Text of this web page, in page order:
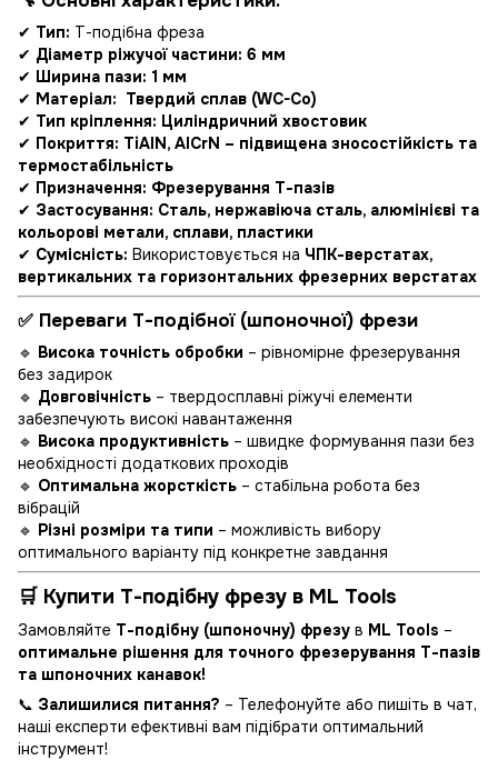
✔ Тип: Т-подібна фреза
✔ Діаметр ріжучої частини: 6 мм
✔ Ширина пази: 1 мм
✔ Матеріал: Твердий сплав (WC-Co)
✔ Тип кріплення: Циліндричний хвостовик
✔ Покриття: TiAlN, AlCrN – підвищена зносостійкість та
термостабільність
✔ Призначення: Фрезерування Т-пазів
✔ Застосування: Сталь, нержавіюча сталь, алюмінієві та
кольорові метали, сплави, пластики
✔ Сумісність: Використовується на ЧПК-верстатах,
вертикальних та горизонтальних фрезерних верстатах
✅ Переваги Т-подібної (шпоночної) фрези
🔹 Висока точність обробки – рівномірне фрезерування
без задирок
🔹 Довговічність – твердосплавні ріжучі елементи
забезпечують високі навантаження
🔹 Висока продуктивність – швидке формування пази без
необхідності додаткових проходів
🔹 Оптимальна жорсткість – стабільна робота без
вібрацій
🔹 Різні розміри та типи – можливість вибору
оптимального варіанту під конкретне завдання
🛒 Купити Т-подібну фрезу в ML Tools
Замовляйте Т-подібну (шпоночну) фрезу в ML Tools –
оптимальне рішення для точного фрезерування Т-пазів
та шпоночних канавок!
📞 Залишилися питання? – Телефонуйте або пишіть в чат,
наші експерти ефективні вам підібрати оптимальний
інструмент!